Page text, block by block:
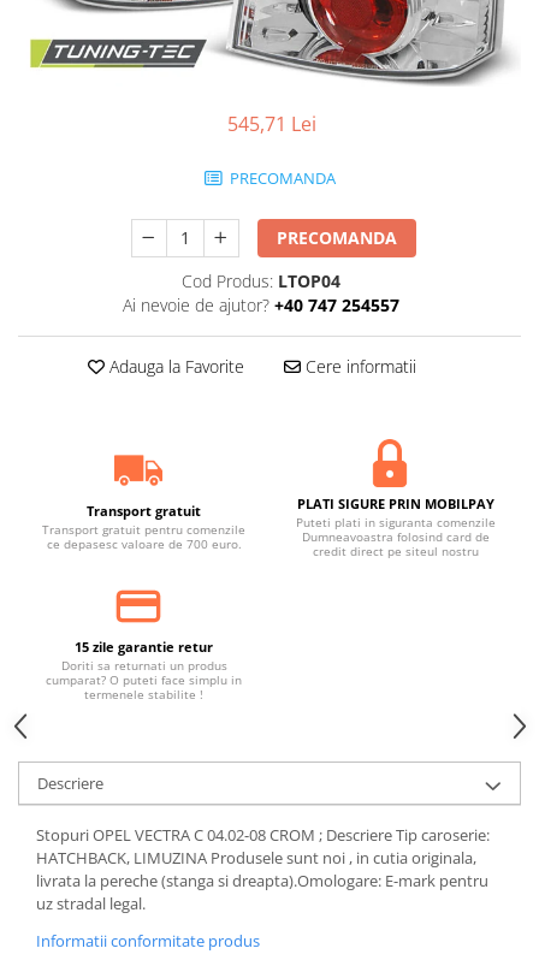
Statii radio CB
Suspensii auto
Bucsi poliuretan
Adaos bara spate
Bara spate
Body kituri
Tuning evacuare
Accesorii tobe
Banda termoizolata
Capete toba
Tuning iluminari
Becuri LED
Faruri
Iluminari autoutilitare
Kituri xenon
Lumini la numar
Proiectoare ceata
Semnalizari aripa
Semnalizari fata
545,71 Lei
PRECOMANDA
PRECOMANDA
Cod Produs: LTOP04
Ai nevoie de ajutor? +40 747 254557
Adauga la Favorite Cere informatii
Transport gratuit
Transport gratuit pentru comenzile
ce depasesc valoare de 700 euro.
PLATI SIGURE PRIN MOBILPAY
Puteti plati in siguranta comenzile
Dumneavoastra folosind card de
credit direct pe siteul nostru
15 zile garantie retur
Doriti sa returnati un produs
cumparat? O puteti face simplu in
termenele stabilite !
Descriere
Stopuri OPEL VECTRA C 04.02-08 CROM ; Descriere Tip caroserie:
HATCHBACK, LIMUZINA Produsele sunt noi , in cutia originala,
livrata la pereche (stanga si dreapta).Omologare: E-mark pentru
uz stradal legal.
Informatii conformitate produs